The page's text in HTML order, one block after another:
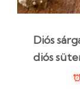
Diós
diós